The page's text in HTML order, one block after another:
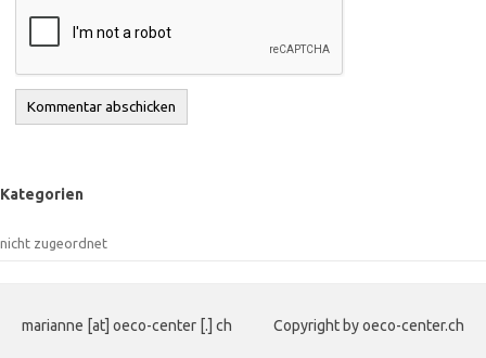
Kategorien
nicht zugeordnet
marianne [at] oeco-center [.] ch Copyright by oeco-center.ch